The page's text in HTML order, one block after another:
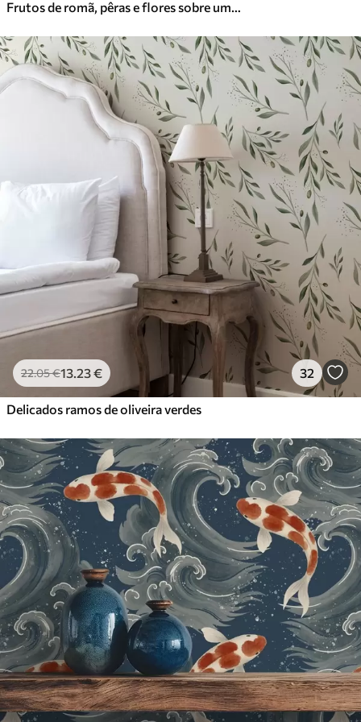
Vinil Premium
65.0039.00€/m²
Frutos de romã, pêras e flores sobre um fundo verde claro
22.05€13.23€ 32
Delicados ramos de oliveira verdes